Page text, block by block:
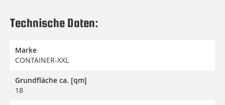
Technische Daten:
Marke
CONTAINER-XXL
Grundfläche ca. [qm]
18